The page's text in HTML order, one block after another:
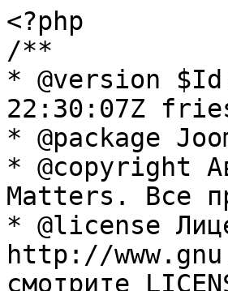
<?php
/**
* @version
22:30:07Z
* @package
* @copyright
Matters. Все
* @license
http://
смотрите